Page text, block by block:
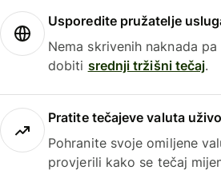
Usporedite pružatelje
Nema skrivenih naknada
dobiti srednji tržišni tečaj.
Pratite tečajeve valuta uživo
Pohranite svoje omiljene
provjerili kako se tečaj